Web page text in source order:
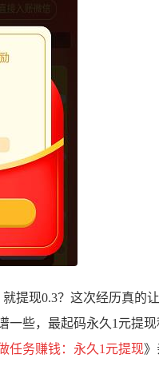
提现0.3？这次经历真的
一些，最起码永久1元提
任务赚钱：永久1元提现